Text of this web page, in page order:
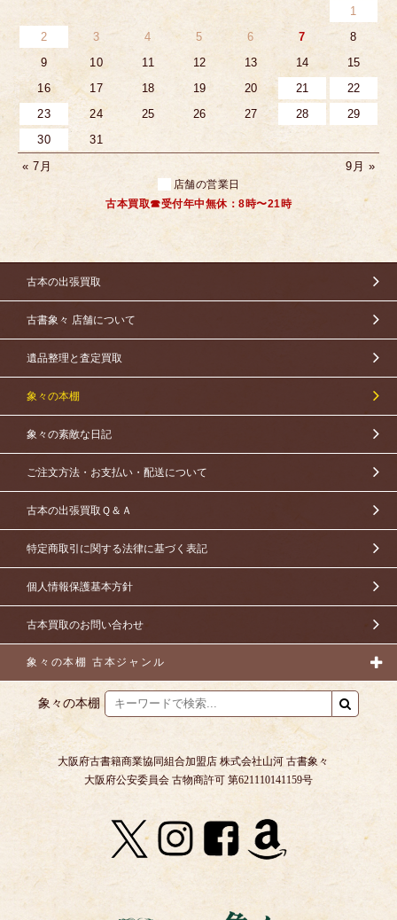
1
2
3 4 5 6 7
8
9
10 11 12 13 14
15
16
17 18 19 20 21
22
23
24 25 26 27 28
29
30
31
« 7月
9月 »
店舗の営業日
古本買取☎受付年中無休：8時〜21時
古本の出張買取
古書象々 店舗について
遺品整理と査定買取
象々の本棚
象々の素敵な日記
ご注文方法・お支払い・配送について
古本の出張買取Ｑ＆Ａ
特定商取引に関する法律に基づく表記
個人情報保護基本方針
古本買取のお問い合わせ
象々の本棚 古本ジャンル
象々の本棚
大阪府古書籍商業協同組合加盟店 株式会社山河 古書象々
大阪府公安委員会 古物商許可 第621110141159号